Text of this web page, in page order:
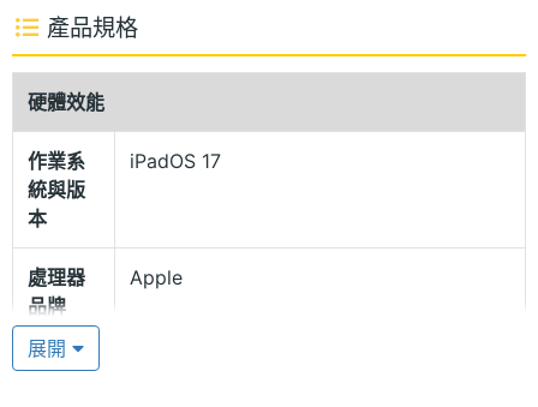
面，內建 36.59 瓦特小時可充電鋰聚合物電池，擁有
長達 9 小時的影片續航力，提供 USB-C 連接埠，支
援 DisplayPort、USB 3，傳輸速度最高可達
10Gb/s。
Apple M2 晶片
Apple iPad Air 13 (2024) 5G 512GB 運行 iPadOS 17
作業系統，搭載 Apple M2 晶片，具備 8 核心 CPU +
10 核心 GPU 組合成的 16 核心神經網路引擎，除了效
能表現躍升全新境界，同時擁有出色的續航表現。內
產品規格
硬體效能
作業系
統與版
本
iPadOS 17
處理器
品牌
Apple
處理器
展開